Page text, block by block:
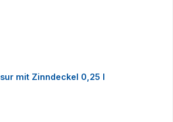
mit Zinndeckel 0,25 l